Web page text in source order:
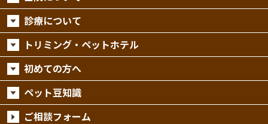
診療について
トリミング・ペットホテル
初めての方へ
ペット豆知識
ご相談フォーム